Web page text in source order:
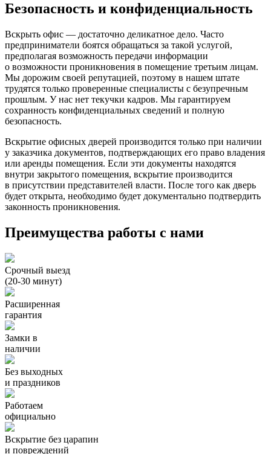
Безопасность и конфиденциальность
Вскрыть офис — достаточно деликатное дело. Часто
предприниматели боятся обращаться за такой услугой,
предполагая возможность передачи информации
о возможности проникновения в помещение третьим лицам.
Мы дорожим своей репутацией, поэтому в нашем штате
трудятся только проверенные специалисты с безупречным
прошлым. У нас нет текучки кадров. Мы гарантируем
сохранность конфиденциальных сведений и полную
безопасность.
Вскрытие офисных дверей производится только при наличии
у заказчика документов, подтверждающих его право владения
или аренды помещения. Если эти документы находятся
внутри закрытого помещения, вскрытие производится
в присутствии представителей власти. После того как дверь
будет открыта, необходимо будет документально подтвердить
законность проникновения.
Преимущества работы с нами
Срочный выезд
(20-30 минут)
Расширенная
гарантия
Замки в
наличии
Без выходных
и праздников
Работаем
официально
Вскрытие без царапин
и повреждений